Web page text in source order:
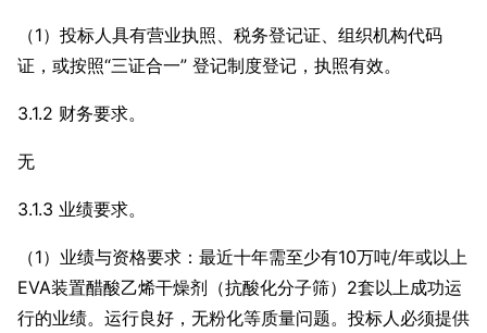
（1）投标人具有营业执照、税务登记证、组织机构代码
证，或按照“三证合一” 登记制度登记，执照有效。
3.1.2 财务要求。
无
3.1.3 业绩要求。
（1）业绩与资格要求：最近十年需至少有10万吨/年或以上
EVA装置醋酸乙烯干燥剂（抗酸化分子筛）2套以上成功运
行的业绩。运行良好，无粉化等质量问题。投标人必须提供